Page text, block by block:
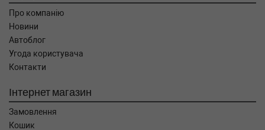
Про компанію
Новини
Автоблог
Угода користувача
Контакти
Інтернет магазин
Замовлення
Кошик